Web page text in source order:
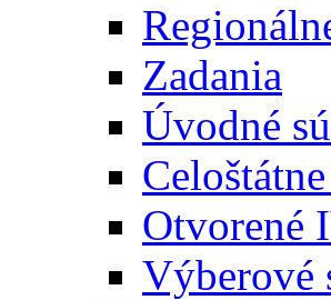
Zadania
Úvodné
Otvorené
Výberové